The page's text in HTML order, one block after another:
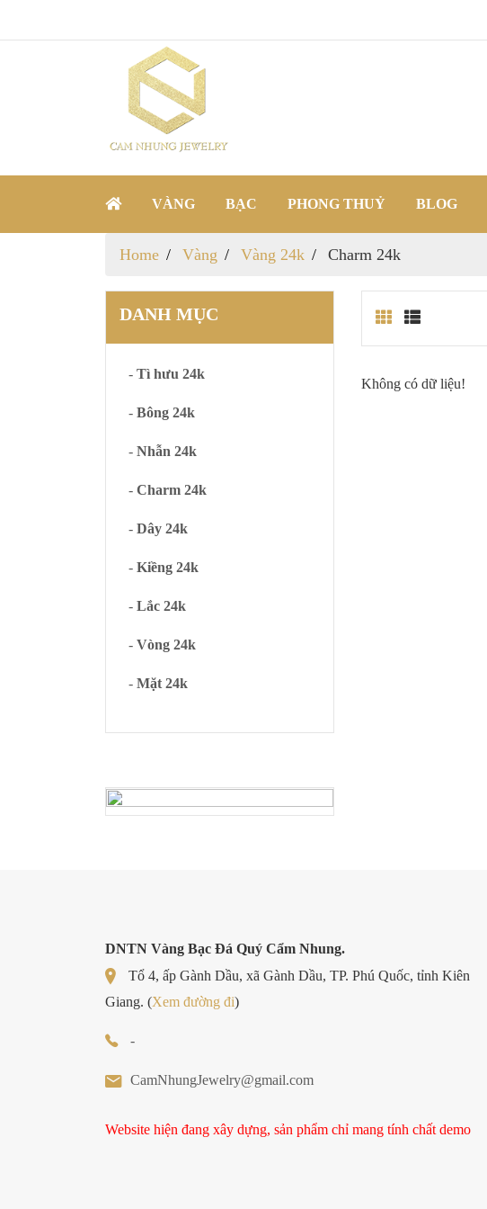
VÀNG BẠC PHONG THUỶ BLOG
Home Vàng Vàng 24k Charm 24k
DANH MỤC
- Tì hưu 24k
- Bông 24k
- Nhẫn 24k
- Charm 24k
- Dây 24k
- Kiềng 24k
- Lắc 24k
- Vòng 24k
- Mặt 24k
Không có dữ liệu!
DNTN Vàng Bạc Đá Quý Cẩm Nhung.
Tổ 4, ấp Gành Dầu, xã Gành Dầu, TP. Phú Quốc, tỉnh Kiên
Giang. (Xem đường đi)
-
CamNhungJewelry@gmail.com
Website hiện đang xây dựng, sản phẩm chỉ mang tính chất demo